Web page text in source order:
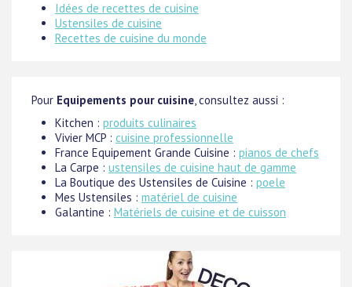
Idées de recettes de cuisine
Ustensiles de cuisine
Recettes de cuisine du monde
Pour Equipements pour cuisine, consultez aussi :
Kitchen : produits culinaires
Vivier MCP : cuisine professionnelle
France Equipement Grande Cuisine : pianos de chefs
La Carpe : ustensiles de cuisine haut de gamme
La Boutique des Ustensiles de Cuisine : poele
Mes Ustensiles : matériel de cuisine
Galantine : Matériels de cuisine et de cuisson